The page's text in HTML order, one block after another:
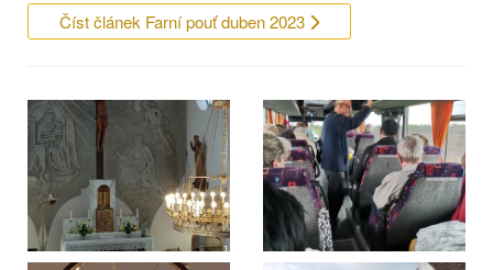
Číst článek Farní pouť duben 2023